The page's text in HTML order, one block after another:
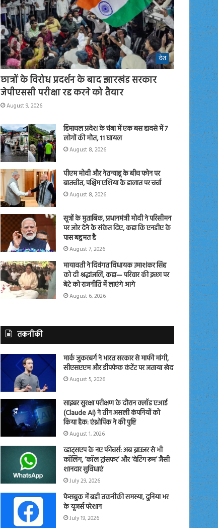
देश
छात्रों के विरोध प्रदर्शन के बाद झारखंड सरकार
जेपीएससी परीक्षा रद्द करने को तैयार
August 9, 2026
हिमाचल प्रदेश के चंबा में एक बस हादसे में 7
लोगों की मौत, 11 घायल
August 8, 2026
पीएम मोदी और नेतन्याहू के बीच फोन पर
बातचीत, पश्चिम एशिया के हालात पर चर्चा
August 8, 2026
सूत्रों के मुताबिक, प्रधानमंत्री मोदी ने परिसीमन
पर जोर देने के संकेत दिए, कहा कि एनडीए के
पास बहुमत है
August 7, 2026
मायावती ने दिवंगत विधायक उमाशंकर सिंह
को दी श्रद्धांजलि, कहा— परिवार की इच्छा पर
बेटे को राजनीति में लाएंगे आगे
August 6, 2026
तकनीकी
मार्क जुकरबर्ग ने भारत सरकार से माफी मांगी,
सीएसएएम और डीपफेक कंटेंट पर जताया खेद
August 5, 2026
साइबर सुरक्षा परीक्षण के दौरान क्लॉड एआई
(Claude AI) ने तीन असली कंपनियों को
किया हैक: एंथ्रोपिक ने की पुष्टि
August 1, 2026
व्हाट्सएप के नए फीचर्स: अब ब्राउजर से भी
कॉलिंग, ‘कॉल ट्रांसफर’ और ‘वेटिंग रूम’ जैसी
शानदार सुविधाएं
July 29, 2026
फेसबुक में बड़ी तकनीकी समस्या, दुनिया भर
के यूजर्स परेशान
July 19, 2026